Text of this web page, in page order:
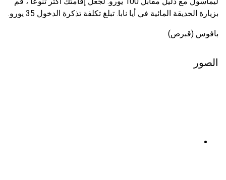
بزيارة الحديقة المائية في أيا نابا. تبلغ تكلفة تذكرة الدخول 35 يورو.
بافوس (قبرص)
الصور